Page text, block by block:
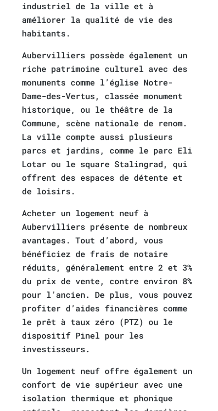
industriel de la ville et à
améliorer la qualité de vie des
habitants.
Aubervilliers possède également un
riche patrimoine culturel avec des
monuments comme l’église Notre-
Dame-des-Vertus, classée monument
historique, ou le théâtre de la
Commune, scène nationale de renom.
La ville compte aussi plusieurs
parcs et jardins, comme le parc Eli
Lotar ou le square Stalingrad, qui
offrent des espaces de détente et
de loisirs.
Acheter un logement neuf à
Aubervilliers présente de nombreux
avantages. Tout d’abord, vous
bénéficiez de frais de notaire
réduits, généralement entre 2 et 3%
du prix de vente, contre environ 8%
pour l’ancien. De plus, vous pouvez
profiter d’aides financières comme
le prêt à taux zéro (PTZ) ou le
dispositif Pinel pour les
investisseurs.
Un logement neuf offre également un
confort de vie supérieur avec une
isolation thermique et phonique